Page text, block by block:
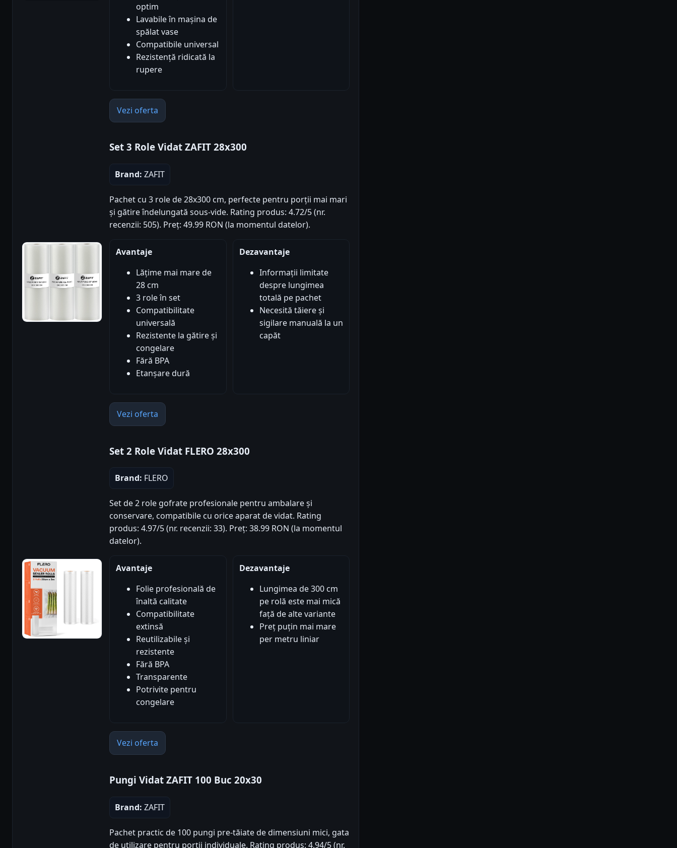
optim
Lavabile în mașina de
spălat vase
Compatibile universal
Rezistență ridicată la
rupere
Vezi oferta
Set 3 Role Vidat ZAFIT 28x300
Brand: ZAFIT
Pachet cu 3 role de 28x300 cm, perfecte pentru porții mai mari
și gătire îndelungată sous-vide. Rating produs: 4.72/5 (nr.
recenzii: 505). Preț: 49.99 RON (la momentul datelor).
Avantaje
Lățime mai mare de
28 cm
3 role în set
Compatibilitate
universală
Rezistente la gătire și
congelare
Fără BPA
Etanșare dură
Dezavantaje
Informații limitate
despre lungimea
totală pe pachet
Necesită tăiere și
sigilare manuală la un
capăt
Vezi oferta
Set 2 Role Vidat FLERO 28x300
Brand: FLERO
Set de 2 role gofrate profesionale pentru ambalare și
conservare, compatibile cu orice aparat de vidat. Rating
produs: 4.97/5 (nr. recenzii: 33). Preț: 38.99 RON (la momentul
datelor).
Avantaje
Folie profesională de
înaltă calitate
Compatibilitate
extinsă
Reutilizabile și
rezistente
Fără BPA
Transparente
Potrivite pentru
congelare
Dezavantaje
Lungimea de 300 cm
pe rolă este mai mică
față de alte variante
Preț puțin mai mare
per metru liniar
Vezi oferta
Pungi Vidat ZAFIT 100 Buc 20x30
Brand: ZAFIT
Pachet practic de 100 pungi pre-tăiate de dimensiuni mici, gata
de utilizare pentru porții individuale. Rating produs: 4.94/5 (nr.